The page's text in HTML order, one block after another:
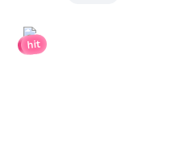
hit